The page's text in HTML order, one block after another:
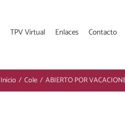
TPV Virtual Enlaces Contacto
Inicio / Cole / ABIERTO POR